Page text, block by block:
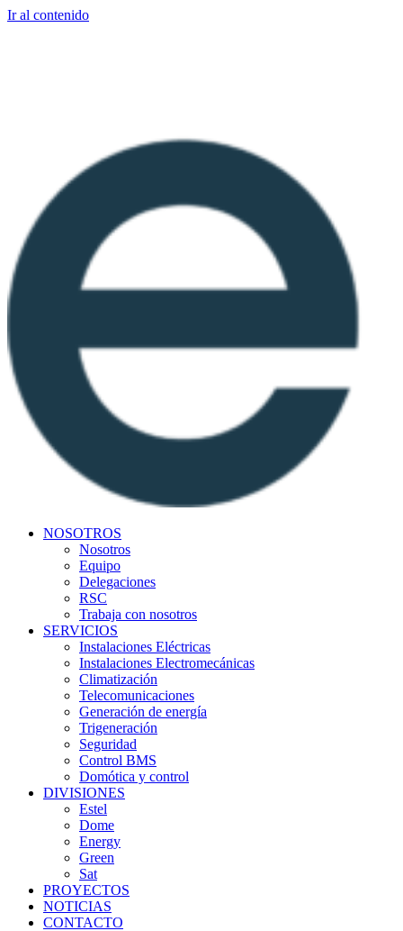
Ir al contenido
NOSOTROS
Nosotros
Equipo
Delegaciones
RSC
Trabaja con nosotros
SERVICIOS
Instalaciones Eléctricas
Instalaciones Electromecánicas
Climatización
Telecomunicaciones
Generación de energía
Trigeneración
Seguridad
Control BMS
Domótica y control
DIVISIONES
Estel
Dome
Energy
Green
Sat
PROYECTOS
NOTICIAS
CONTACTO